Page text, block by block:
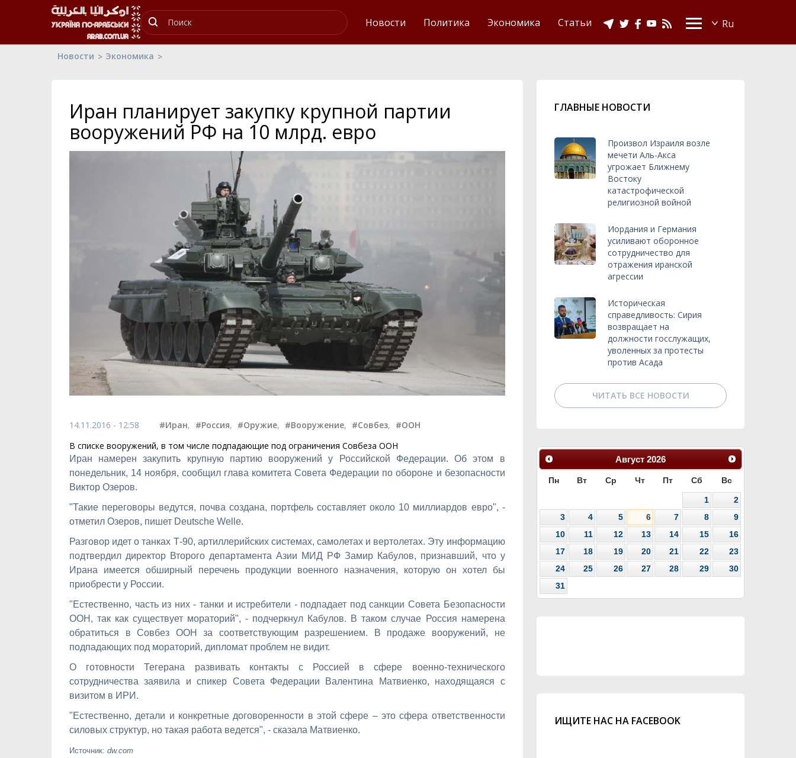
Новости Политика Экономика Статьи
Новости Экономика
Иран планирует закупку крупной партии
вооружений РФ на 10 млрд. евро
14.11.2016 - 12:58 #Иран, #Россия, #Оружие, #Вооружение, #Совбез, #ООН
В списке вооружений, в том числе подпадающие под ограничения Совбеза ООН
Иран намерен закупить крупную партию вооружений у Российской Федерации. Об этом в
понедельник, 14 ноября, сообщил глава комитета Совета Федерации по обороне и безопасности
Виктор Озеров.
"Такие переговоры ведутся, почва создана, портфель составляет около 10 миллиардов евро", -
отметил Озеров, пишет Deutsche Welle.
Разговор идет о танках Т-90, артиллерийских системах, самолетах и вертолетах. Эту информацию
подтвердил директор Второго департамента Азии МИД РФ Замир Кабулов, признавший, что у
Ирана имеется обширный перечень продукции военного назначения, которую он хотел бы
приобрести у России.
"Естественно, часть из них - танки и истребители - подпадает под санкции Совета Безопасности
ООН, так как существует мораторий", - подчеркнул Кабулов. В таком случае Россия намерена
обратиться в Совбез ООН за соответствующим разрешением. В продаже вооружений, не
подпадающих под мораторий, дипломат проблем не видит.
О готовности Тегерана развивать контакты с Россией в сфере военно-технического
сотрудничества заявила и спикер Совета Федерации Валентина Матвиенко, находящаяся с
визитом в ИРИ.
"Естественно, детали и конкретные договоренности в этой сфере – это сфера ответственности
силовых структур, но такая работа ведется", - сказала Матвиенко.
Источник: dw.com
ГЛАВНЫЕ НОВОСТИ
Произвол Израиля возле
мечети Аль-Акса
угрожает Ближнему
Востоку
катастрофической
религиозной войной
Иордания и Германия
усиливают оборонное
сотрудничество для
отражения иранской
агрессии
Историческая
справедливость: Сирия
возвращает на
должности госслужащих,
уволенных за протесты
против Асада
ЧИТАТЬ ВСЕ НОВОСТИ
Август 2026
Пн Вт Ср Чт Пт Сб Вс
1
2
3
4 5 6 7 8
9
10
11 12 13 14 15
16
17
18 19 20 21 22
23
24
25 26 27 28 29
30
31
ИЩИТЕ НАС НА FACEBOOK